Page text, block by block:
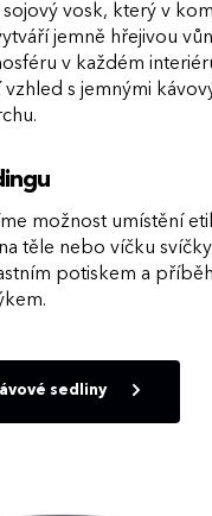
vosk, který v
jemně hřejivou
v každém
s jemnými
možnost umístění
těle nebo víčku
potiskem a
sedliny